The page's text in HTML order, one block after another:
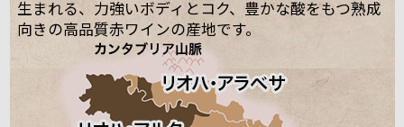
生まれる、力強いボディとコク、豊かな酸をもつ熟成
向きの高品質赤ワインの産地です。